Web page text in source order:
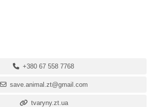
+380 67 558 7768
save.animal.zt@gmail.com
tvaryny.zt.ua